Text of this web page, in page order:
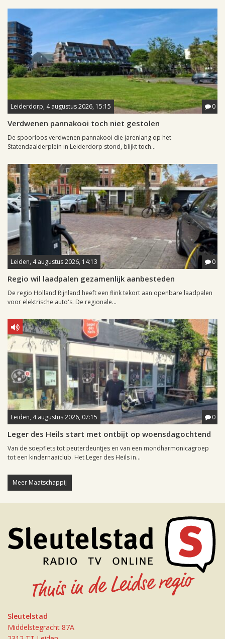
Leiderdorp, 4 augustus 2026, 15:15 0
Verdwenen pannakooi toch niet gestolen
De spoorloos verdwenen pannakooi die jarenlang op het
Statendaalderplein in Leiderdorp stond, blijkt toch...
Leiden, 4 augustus 2026, 14:13 0
Regio wil laadpalen gezamenlijk aanbesteden
De regio Holland Rijnland heeft een flink tekort aan openbare laadpalen
voor elektrische auto's. De regionale...
Leiden, 4 augustus 2026, 07:15 0
Leger des Heils start met ontbijt op woensdagochtend
Van de soepfiets tot peuterdeuntjes en van een mondharmonicagroep
tot een kindernaaiclub. Het Leger des Heils in...
Meer Maatschappij
Sleutelstad
Middelstegracht 87A